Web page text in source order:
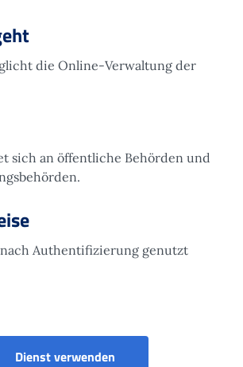
die Online-Verwaltung der
sich an öffentliche Behörden und
Authentifizierung genutzt
Dienst verwenden